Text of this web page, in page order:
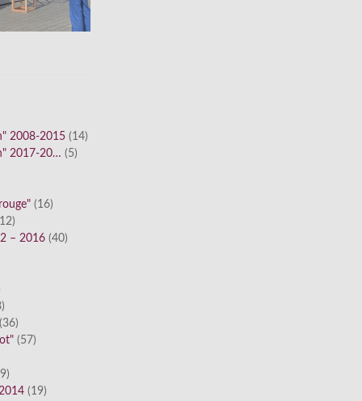
2008-2015 (14)
2017-20… (5)
(16)
– 2016 (40)
(36)
(57)
(19)